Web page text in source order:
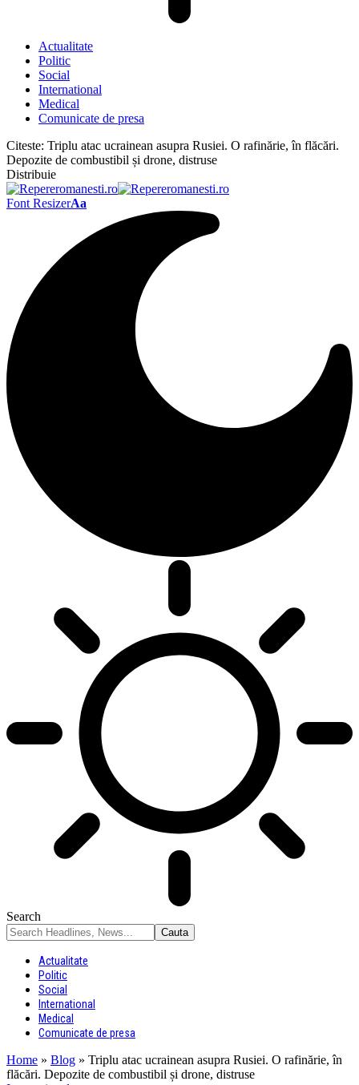
Actualitate
Politic
Social
International
Medical
Comunicate de presa
Citeste: Triplu atac ucrainean asupra Rusiei. O rafinărie, în flăcări.
Depozite de combustibil și drone, distruse
Distribuie
Font ResizerAa
Search
Actualitate
Politic
Social
International
Medical
Comunicate de presa
Home » Blog » Triplu atac ucrainean asupra Rusiei. O rafinărie, în
flăcări. Depozite de combustibil și drone, distruse